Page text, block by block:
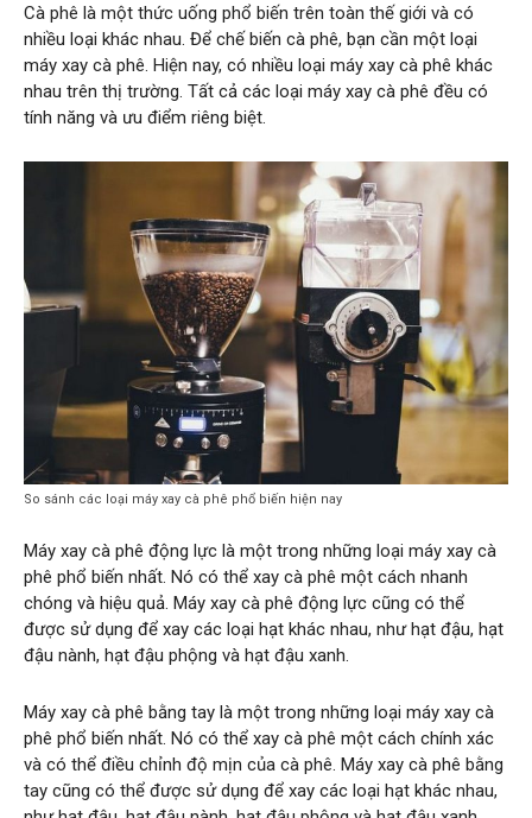
Cà phê là một thức uống phổ biến trên toàn thế giới và có
nhiều loại khác nhau. Để chế biến cà phê, bạn cần một loại
máy xay cà phê. Hiện nay, có nhiều loại máy xay cà phê khác
nhau trên thị trường. Tất cả các loại máy xay cà phê đều có
tính năng và ưu điểm riêng biệt.
So sánh các loại máy xay cà phê phổ biến hiện nay
Máy xay cà phê động lực là một trong những loại máy xay cà
phê phổ biến nhất. Nó có thể xay cà phê một cách nhanh
chóng và hiệu quả. Máy xay cà phê động lực cũng có thể
được sử dụng để xay các loại hạt khác nhau, như hạt đậu, hạt
đậu nành, hạt đậu phộng và hạt đậu xanh.
Máy xay cà phê bằng tay là một trong những loại máy xay cà
phê phổ biến nhất. Nó có thể xay cà phê một cách chính xác
và có thể điều chỉnh độ mịn của cà phê. Máy xay cà phê bằng
tay cũng có thể được sử dụng để xay các loại hạt khác nhau,